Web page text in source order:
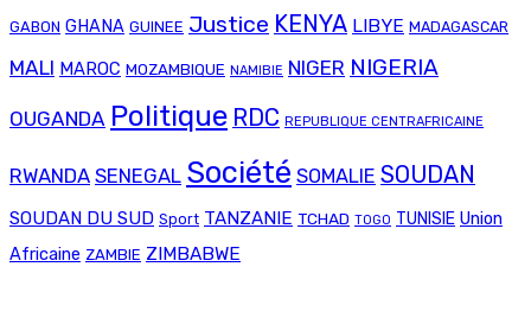
GABON GHANA GUINEE Justice KENYA LIBYE MADAGASCAR
MALI MAROC MOZAMBIQUE NAMIBIE NIGER NIGERIA
OUGANDA Politique RDC REPUBLIQUE CENTRAFRICAINE
RWANDA SENEGAL Société SOMALIE SOUDAN
SOUDAN DU SUD Sport TANZANIE TCHAD TOGO TUNISIE Union
Africaine ZAMBIE ZIMBABWE